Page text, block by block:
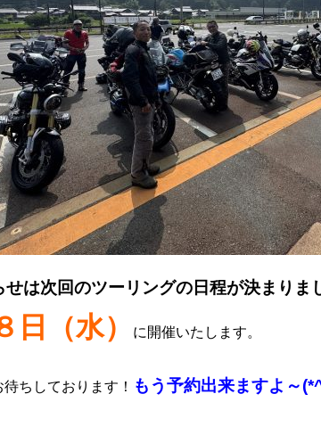
は次回のツーリングの日程が決まりま
日（水） に開催いたします。
ちしております！ もう予約出来ますよ～